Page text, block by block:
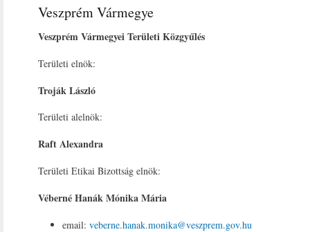
Veszprém Vármegye
Veszprém Vármegyei Területi Közgyűlés
Területi elnök:
Troják László
Területi alelnök:
Raft Alexandra
Területi Etikai Bizottság elnök:
Véberné Hanák Mónika Mária
email: veberne.hanak.monika@veszprem.gov.hu